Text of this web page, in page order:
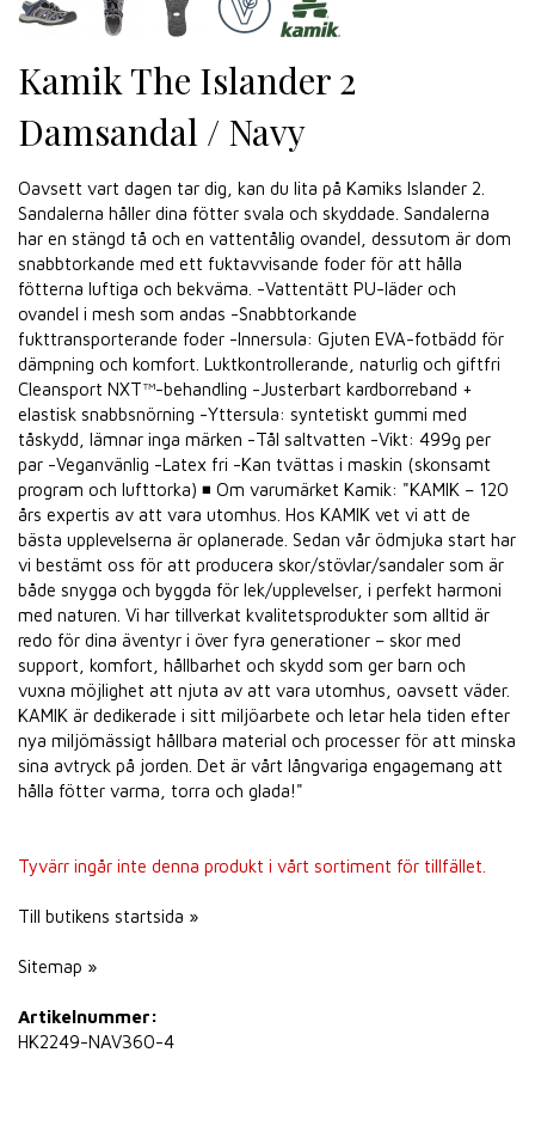
Kamik The Islander 2
Damsandal / Navy
Oavsett vart dagen tar dig, kan du lita på Kamiks Islander 2.
Sandalerna håller dina fötter svala och skyddade. Sandalerna
har en stängd tå och en vattentålig ovandel, dessutom är dom
snabbtorkande med ett fuktavvisande foder för att hålla
fötterna luftiga och bekväma. -Vattentätt PU-läder och
ovandel i mesh som andas -Snabbtorkande
fukttransporterande foder -Innersula: Gjuten EVA-fotbädd för
dämpning och komfort. Luktkontrollerande, naturlig och giftfri
Cleansport NXT™-behandling -Justerbart kardborreband +
elastisk snabbsnörning -Yttersula: syntetiskt gummi med
tåskydd, lämnar inga märken -Tål saltvatten -Vikt: 499g per
par -Veganvänlig -Latex fri -Kan tvättas i maskin (skonsamt
program och lufttorka) ◾ Om varumärket Kamik: "KAMIK – 120
års expertis av att vara utomhus. Hos KAMIK vet vi att de
bästa upplevelserna är oplanerade. Sedan vår ödmjuka start har
vi bestämt oss för att producera skor/stövlar/sandaler som är
både snygga och byggda för lek/upplevelser, i perfekt harmoni
med naturen. Vi har tillverkat kvalitetsprodukter som alltid är
redo för dina äventyr i över fyra generationer – skor med
support, komfort, hållbarhet och skydd som ger barn och
vuxna möjlighet att njuta av att vara utomhus, oavsett väder.
KAMIK är dedikerade i sitt miljöarbete och letar hela tiden efter
nya miljömässigt hållbara material och processer för att minska
sina avtryck på jorden. Det är vårt långvariga engagemang att
hålla fötter varma, torra och glada!"
Tyvärr ingår inte denna produkt i vårt sortiment för tillfället.
Till butikens startsida »
Sitemap »
Artikelnummer:
HK2249-NAV360-4